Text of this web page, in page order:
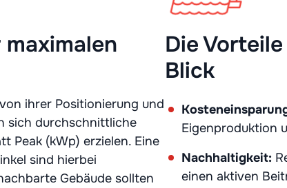
ihrer Positionierung und
sich durchschnittliche
Peak (kWp) erzielen. Eine
sind hierbei
Gebäude sollten
Die
Blick
Eigenproduktion
Nachhaltigkeit:
einen aktiven